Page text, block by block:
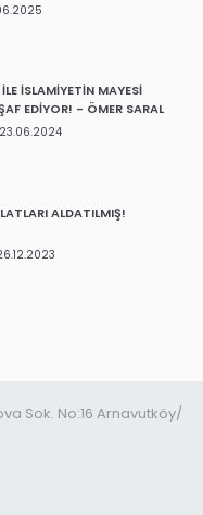
İSLAMİYETİN MAYESİ
EDİYOR! - ÖMER SARAL
23.06.2024
ALDATILMIŞ!
Sok. No:16 Arnavutköy/